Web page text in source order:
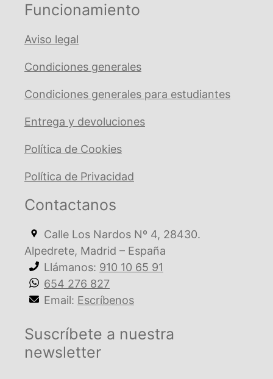
Funcionamiento
Aviso legal
Condiciones generales
Condiciones generales para estudiantes
Entrega y devoluciones
Política de Cookies
Política de Privacidad
Contactanos
Calle Los Nardos Nº 4, 28430.
Alpedrete, Madrid – España
Llámanos: 910 10 65 91
654 276 827
Email: Escríbenos
Suscríbete a nuestra
newsletter